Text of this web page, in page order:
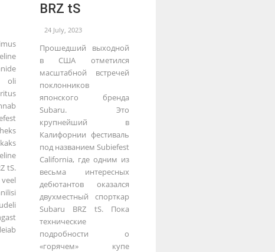
oli
tS.
BRZ tS
24 July, 2023
Прошедший выходной
в США отметился
масштабной встречей
поклонников
японского бренда
Subaru. Это
крупнейший в
Калифорнии фестиваль
под названием Subiefest
California, где одним из
весьма интересных
дебютантов оказался
двухместный спорткар
Subaru BRZ tS. Пока
технические
подробности о
«горячем» купе